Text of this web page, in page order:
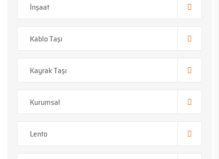
İnşaat
Kablo Taşı
Kayrak Taşı
Kurumsal
Lento